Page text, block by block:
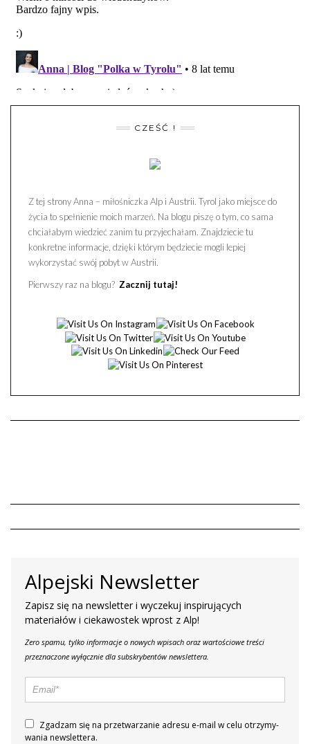
CZEŚĆ !
Z tej strony Anna – miłośniczka Alp i Austrii. Tyrol jako miejsce do
życia to spełnienie moich marzeń. Na blogu piszę o tym, co sama
chciałabym wiedzieć zanim tu przyjechałam. Znajdziecie tu
konkretne informacje, dzięki którym będziecie mogli lepiej
wykorzystać swój pobyt w Austrii.
Pierwszy raz na blogu? Zacznij tutaj!
Alpejski Newsletter
Zapisz się na newsletter i wyczekuj inspirujących
materiałów i ciekawostek wprost z Alp!
Zero spamu, tylko informacje o nowych wpisach oraz wartościowe treści
przeznaczone wyłącznie dla subskrybentów newslettera.
Zgadzam się na prze­twa­rza­nie adresu e-mail w celu otrzy­my­
wa­nia new­slet­tera.